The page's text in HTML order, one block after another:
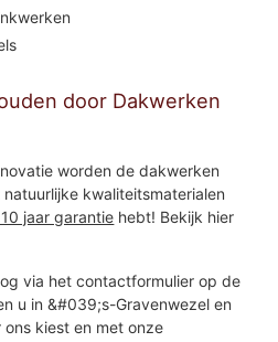
door Dakwerken
worden de dakwerken
kwaliteitsmaterialen
jaar garantie hebt! Bekijk hier
via het contactformulier op de
u in &#039;s-Gravenwezel en
kiest en met onze